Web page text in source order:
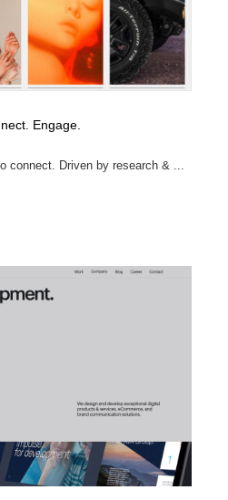
Engage.
connect. Driven by research & ...